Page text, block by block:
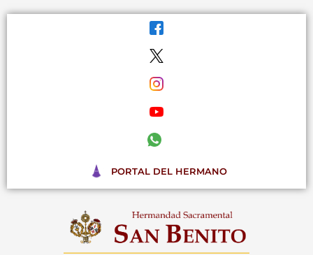
PORTAL DEL HERMANO